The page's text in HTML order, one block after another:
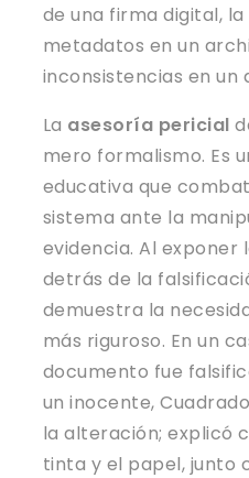
de una firma digital,
metadatos en un
inconsistencias en un
La asesoría pericial
mero formalismo. Es
educativa que
sistema ante la
evidencia. Al exponer
detrás de la
demuestra la
más riguroso. En un
documento fue
un inocente,
la alteración; explicó
tinta y el papel, junto